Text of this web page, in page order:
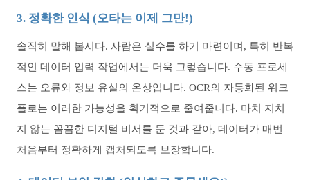
3. 정확한 인식 (오타는 이제 그만!)
솔직히 말해 봅시다. 사람은 실수를 하기 마련이며, 특히 반복
적인 데이터 입력 작업에서는 더욱 그렇습니다. 수동 프로세
스는 오류와 정보 유실의 온상입니다. OCR의 자동화된 워크
플로는 이러한 가능성을 획기적으로 줄여줍니다. 마치 지치
지 않는 꼼꼼한 디지털 비서를 둔 것과 같아, 데이터가 매번
처음부터 정확하게 캡처되도록 보장합니다.